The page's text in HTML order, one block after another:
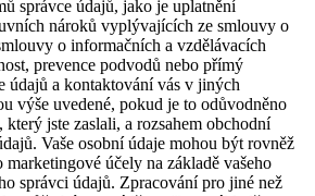
správce údajů, jako je uplatnění
nároků vyplývajících ze smlouvy o
o informačních a vzdělávacích
prevence podvodů nebo přímý
údajů a kontaktování vás v jiných
výše uvedené, pokud je to odůvodněno
který jste zaslali, a rozsahem obchodní
Vaše osobní údaje mohou být rovněž
marketingové účely na základě vašeho
správci údajů. Zpracování pro jiné než